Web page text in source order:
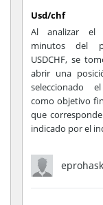
Usd/chf
Al analizar el
minutos del
USDCHF, se
abrir una
seleccionado
como objetivo
que
indicado por el